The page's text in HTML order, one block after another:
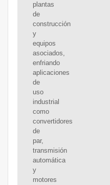
plantas
de
construcción
y
equipos
asociados,
enfriando
aplicaciones
de
uso
industrial
como
convertidores
de
par,
transmisión
automática
y
motores